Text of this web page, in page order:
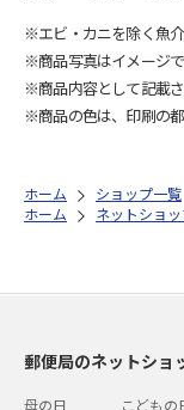
※エビ・カニを除く魚
※商品写真はイメージで
※商品内容として記載
※商品の色は、印刷の
ホーム ショップ一覧
ホーム
ネットショ
郵便局のネットショ
母の日 こどもの